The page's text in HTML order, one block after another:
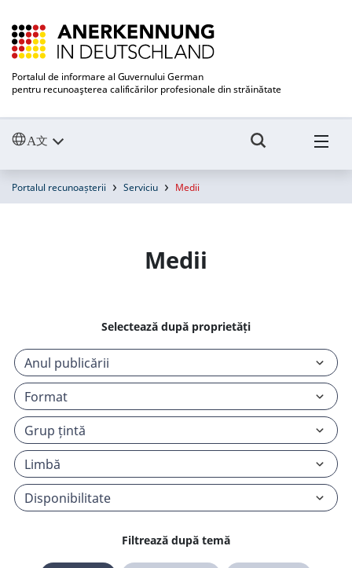
Portalul de informare al Guvernului German
pentru recunoaşterea calificărilor profesionale din străinătate
Portalul recunoașterii Serviciu Medii
Medii
Selectează după proprietăți
Filtrează după temă